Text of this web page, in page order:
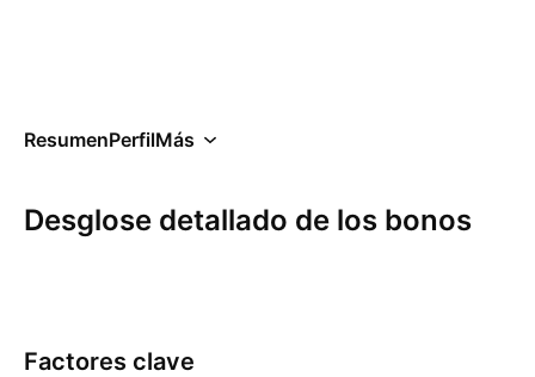
ResumenPerfilMás
Desglose detallado de los bonos
Factores clave